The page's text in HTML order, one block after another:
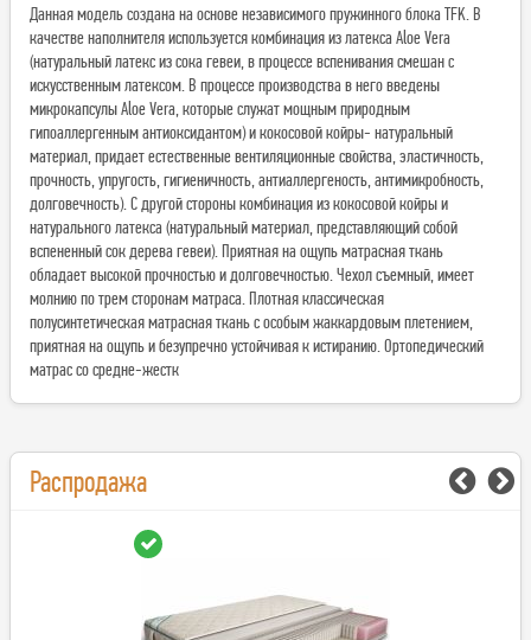
Данная модель создана на основе независимого пружинного блока TFK. В
качестве наполнителя используется комбинация из латекса Аloe Vera
(натуральный латекс из сока гевеи, в процессе вспенивания смешан с
искусственным латексом. В процессе производства в него введены
микрокапсулы Аloe Vera, которые служат мощным природным
гипоаллергенным антиоксидантом) и кокосовой койры- натуральный
материал, придает естественные вентиляционные свойства, эластичность,
прочность, упругость, гигиеничность, антиаллергеность, антимикробность,
долговечность). С другой стороны комбинация из кокосовой койры и
натурального латекса (натуральный материал, представляющий собой
вспененный сок дерева гевеи). Приятная на ощупь матрасная ткань
обладает высокой прочностью и долговечностью. Чехол съемный, имеет
молнию по трем сторонам матраса. Плотная классическая
полусинтетическая матрасная ткань с особым жаккардовым плетением,
приятная на ощупь и безупречно устойчивая к истиранию. Oртопeдический
матрас со средне-жестк
Распродажа